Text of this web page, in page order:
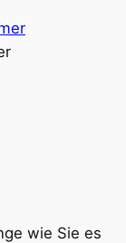
wie Sie es